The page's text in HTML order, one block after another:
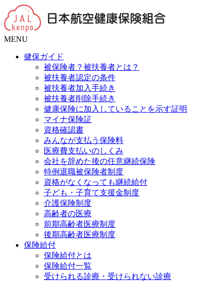
MENU
健保ガイド
被保険者？被扶養者とは？
被扶養者認定の条件
被扶養者加入手続き
被扶養者削除手続き
健康保険に加入していることを示す証明
マイナ保険証
資格確認書
みんなが支払う保険料
医療費支払いのしくみ
会社を辞めた後の任意継続保険
特例退職被保険者制度
資格がなくなっても継続給付
子ども・子育て支援金制度
介護保険制度
高齢者の医療
前期高齢者医療制度
後期高齢者医療制度
保険給付
保険給付とは
保険給付一覧
受けられる診療・受けられない診療